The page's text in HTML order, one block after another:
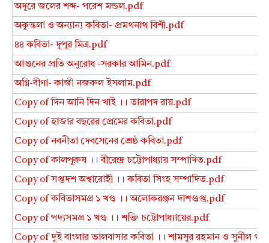
অদূরে জলের শব্দ- পরেশ মন্ডল.pdf
অকুন্তলা ও অন্যান্য কবিতা- প্রমথনাথ বিশী.pdf
৪৪ কবিতা- দুপুর মিত্র.pdf
আগুনের প্রতি অনুরোধ -সরকার আমিন.pdf
অগ্নি-বীণা- কাজী নজরুল ইসলাম.pdf
Copy of দিন আনি দিন খাই ।। তারাপদ রায়.pdf
Copy of হাজার বছরের প্রেমের কবিতা.pdf
Copy of নবনীতা দেবসেনের শ্রেষ্ঠ কবিতা.pdf
Copy of কালপুরুষ ।। বীরেন্দ্র চট্টোপাধ্যায় সম্পাদিত.pdf
Copy of সপ্তদশ অশ্বারোহী ।। কবিতা সিংহ সম্পাদিত.pdf
Copy of কবিতাসমগ্র ১ খণ্ড ।। অলোকরঞ্জন দাশগুপ্ত.pdf
Copy of পদ্যসমগ্র ১ খণ্ড ।। শক্তি চট্টোপাধ্যায়ের.pdf
Copy of দুই বাংলার ভালবাসার কবিতা ।। শামসুর রহমান ও সুনীল